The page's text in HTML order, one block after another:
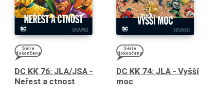
Série
dokončena
DC KK 76: JLA/JSA -
Neřest a ctnost
Série
dokončena
DC KK 74: JLA - Vyšší
moc